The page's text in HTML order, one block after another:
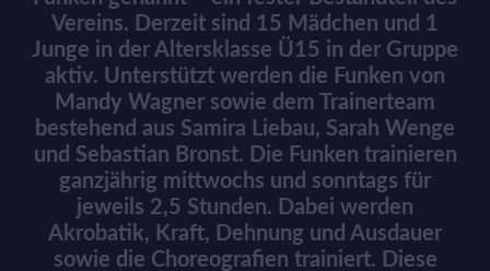
Vereins. Derzeit sind 15 Mädchen und 1
Junge in der Altersklasse Ü15 in der Gruppe
aktiv. Unterstützt werden die Funken von
Mandy Wagner sowie dem Trainerteam
bestehend aus Samira Liebau, Sarah Wenge
und Sebastian Bronst. Die Funken trainieren
ganzjährig mittwochs und sonntags für
jeweils 2,5 Stunden. Dabei werden
Akrobatik, Kraft, Dehnung und Ausdauer
sowie die Choreografien trainiert. Diese